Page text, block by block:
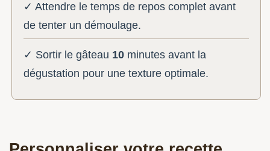
✓ Attendre le temps de repos complet avant
de tenter un démoulage.
✓ Sortir le gâteau 10 minutes avant la
dégustation pour une texture optimale.